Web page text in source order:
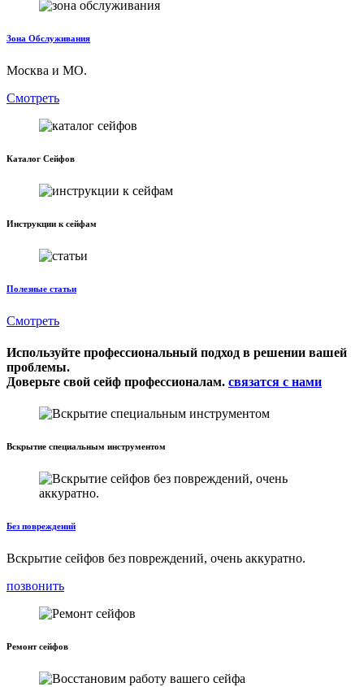
Зона Обслуживания
Москва и МО.
Смотреть
Каталог Сейфов
Инструкции к сейфам
Полезные статьи
Смотреть
Используйте профессиональный подход в решении вашей
проблемы.
Доверьте свой сейф профессионалам. связатся с нами
Вскрытие специальным инструментом
Без повреждений
Вскрытие сейфов без повреждений, очень аккуратно.
позвонить
Ремонт сейфов